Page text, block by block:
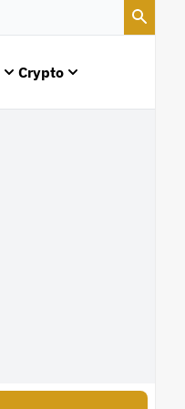
Crypto